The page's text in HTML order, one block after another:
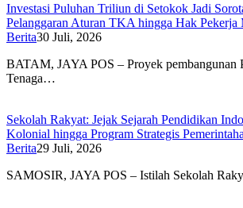
Investasi Puluhan Triliun di Setokok Jadi
Pelanggaran Aturan TKA hingga Hak Pekerja
Berita30 Juli, 2026
BATAM, JAYA POS – Proyek pembangunan
Tenaga…
Sekolah Rakyat: Jejak Sejarah Pendidikan
Kolonial hingga Program Strategis
Berita29 Juli, 2026
SAMOSIR, JAYA POS – Istilah Sekolah